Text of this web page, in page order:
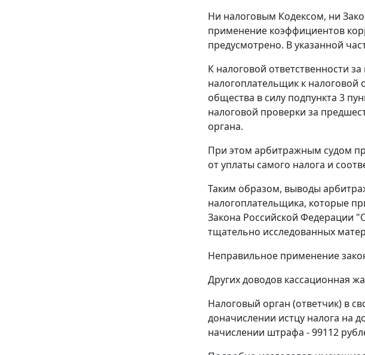
Ни налоговым Кодексом, ни
применение коэффициентов
предусмотрено. В указанной
К налоговой ответственности
налогоплательщик к налоговой
общества в силу подпункта 3
налоговой проверки за
органа.
При этом арбитражным судом
от уплаты самого налога и
Таким образом, выводы
налогоплательщика, которые
Закона Российской Федерации
тщательно исследованных
Неправильное применение
Других доводов кассационная
Налоговый орган (ответчик) в
доначислении истцу налога на
начислении штрафа - 99112